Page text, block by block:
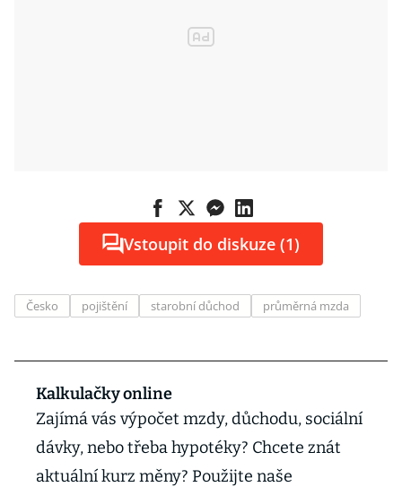
Vstoupit do diskuze (1)
Česko pojištění starobní důchod průměrná mzda
Kalkulačky online
Zajímá vás výpočet mzdy, důchodu, sociální
dávky, nebo třeba hypotéky? Chcete znát
aktuální kurz měny? Použijte naše